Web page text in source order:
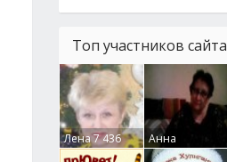
Топ участников сайта
Лена7 436
Анна
Гумлевая0